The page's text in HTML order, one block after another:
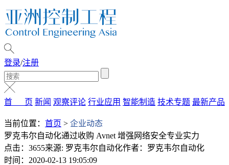
登录/注册
首 页 新闻 观察评论 行业应用 智能制造 技术专题 最新产品
当前位置： 首页 > 企业动态
罗克韦尔自动化通过收购 Avnet 增强网络安全专业实力
点击：3655来源: 罗克韦尔自动化作者：罗克韦尔自动化
时间：2020-02-13 19:05:09